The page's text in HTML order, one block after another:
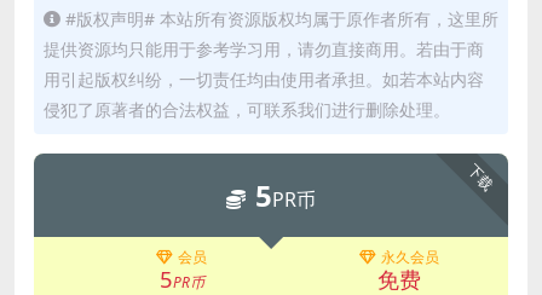
#版权声明# 本站所有资源版权均属于原作者所有，这里所
提供资源均只能用于参考学习用，请勿直接商用。若由于商
用引起版权纠纷，一切责任均由使用者承担。如若本站内容
侵犯了原著者的合法权益，可联系我们进行删除处理。
下载
5PR币
会员
5PR币
永久会员
免费